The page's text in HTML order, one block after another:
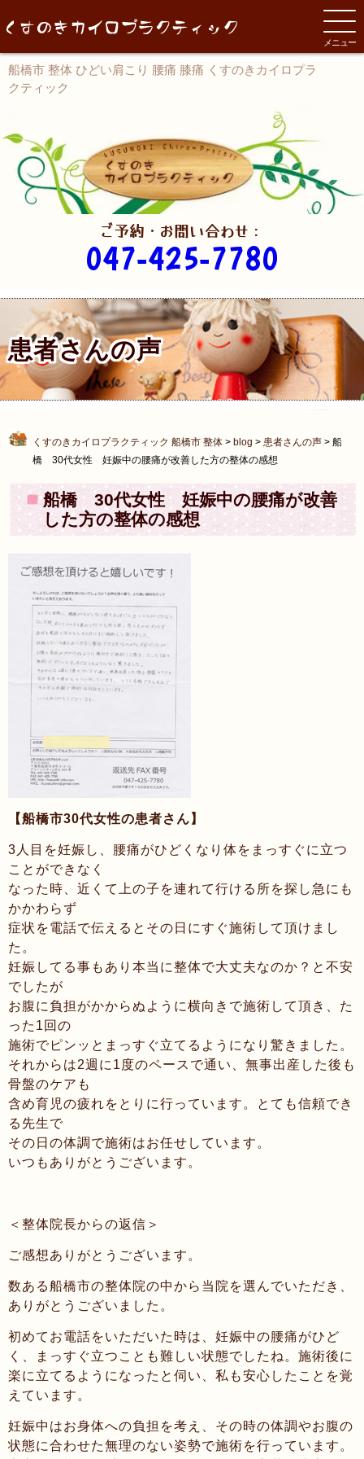
船橋市 整体 ひどい肩こり 腰痛 膝痛 くすのきカイロプラ
クティック
ご予約・お問い合わせ：
047-425-7780
患者さんの声
くすのきカイロプラクティック 船橋市 整体 > blog > 患者さんの声 > 船
橋 30代女性 妊娠中の腰痛が改善した方の整体の感想
船橋 30代女性 妊娠中の腰痛が改善
した方の整体の感想
【船橋市30代女性の患者さん】
3人目を妊娠し、腰痛がひどくなり体をまっすぐに立つ
ことができなく
なった時、近くて上の子を連れて行ける所を探し急にも
かかわらず
症状を電話で伝えるとその日にすぐ施術して頂けまし
た。
妊娠してる事もあり本当に整体で大丈夫なのか？と不安
でしたが
お腹に負担がかからぬように横向きで施術して頂き、た
った1回の
施術でピンッとまっすぐ立てるようになり驚きました。
それからは2週に1度のペースで通い、無事出産した後も
骨盤のケアも
含め育児の疲れをとりに行っています。とても信頼でき
る先生で
その日の体調で施術はお任せしています。
いつもありがとうございます。
＜整体院長からの返信＞
ご感想ありがとうございます。
数ある船橋市の整体院の中から当院を選んでいただき、
ありがとうございました。
初めてお電話をいただいた時は、妊娠中の腰痛がひど
く、まっすぐ立つことも難しい状態でしたね。施術後に
楽に立てるようになったと伺い、私も安心したことを覚
えています。
妊娠中はお身体への負担を考え、その時の体調やお腹の
状態に合わせた無理のない姿勢で施術を行っています。
メニュー